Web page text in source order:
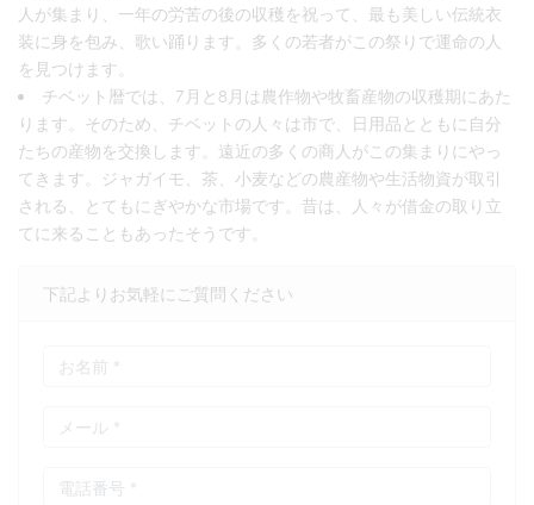
人が集まり、一年の労苦の後の収穫を祝って、最も美しい伝統衣
装に身を包み、歌い踊ります。多くの若者がこの祭りで運命の人
を見つけます。
チベット暦では、7月と8月は農作物や牧畜産物の収穫期にあた
ります。そのため、チベットの人々は市で、日用品とともに自分
たちの産物を交換します。遠近の多くの商人がこの集まりにやっ
てきます。ジャガイモ、茶、小麦などの農産物や生活物資が取引
される、とてもにぎやかな市場です。昔は、人々が借金の取り立
てに来ることもあったそうです。
下記よりお気軽にご質問ください